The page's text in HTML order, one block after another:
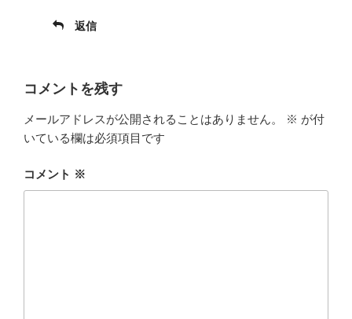
返信
コメントを残す
メールアドレスが公開されることはありません。 ※ が付
いている欄は必須項目です
コメント ※